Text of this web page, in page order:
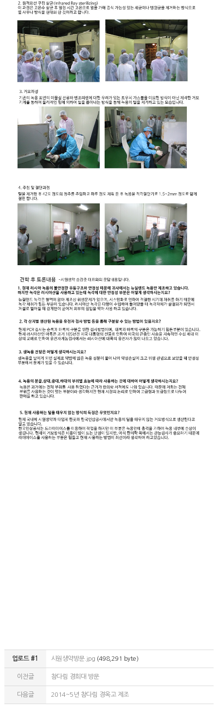
업로드 #1 시원생약방문.jpg (498,291 byte)
이전글 참다림 경희대 방문
다음글 2014~5년 참다림 경옥고 제조